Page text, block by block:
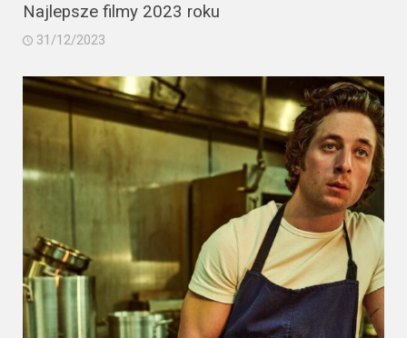
Najlepsze filmy 2023 roku
31/12/2023